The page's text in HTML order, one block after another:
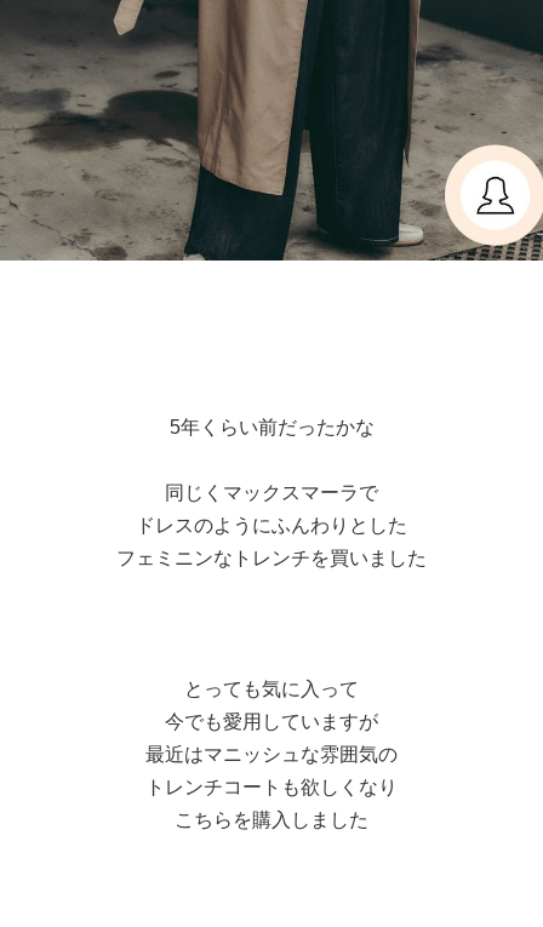
5年くらい前だったかな
同じくマックスマーラで
ドレスのようにふんわりとした
フェミニンなトレンチを買いました
とっても気に入って
今でも愛用していますが
最近はマニッシュな雰囲気の
トレンチコートも欲しくなり
こちらを購入しました